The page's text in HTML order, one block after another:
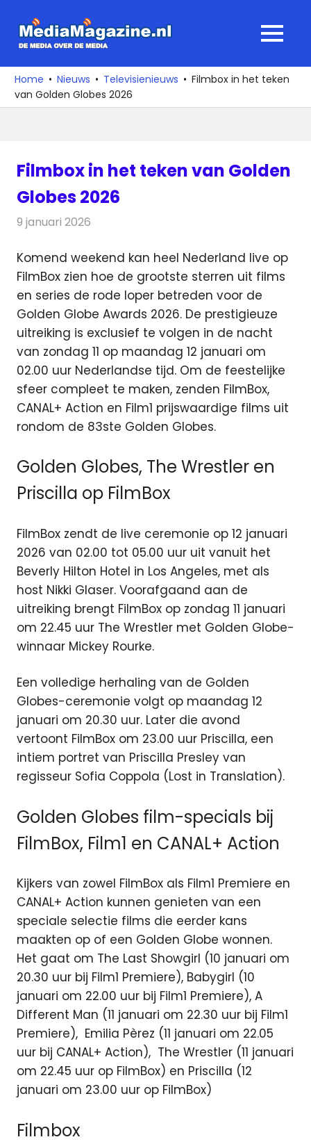
naar
media
over
de
MENU
Home Nieuws Televisienieuws
Filmbox in het teken
van Golden Globes 2026
Filmbox in het teken van Golden
Globes 2026
9 januari 2026
Komend weekend kan heel Nederland live op
FilmBox zien hoe de grootste sterren uit films
en series de rode loper betreden voor de
Golden Globe Awards 2026. De prestigieuze
uitreiking is exclusief te volgen in de nacht
van zondag 11 op maandag 12 januari om
02.00 uur Nederlandse tijd. Om de feestelijke
sfeer compleet te maken, zenden FilmBox,
CANAL+ Action en Film1 prijswaardige films uit
rondom de 83ste Golden Globes.
Golden Globes, The Wrestler en
Priscilla op FilmBox
FilmBox zendt de live ceremonie op 12 januari
2026 van 02.00 tot 05.00 uur uit vanuit het
Beverly Hilton Hotel in Los Angeles, met als
host Nikki Glaser. Voorafgaand aan de
uitreiking brengt FilmBox op zondag 11 januari
om 22.45 uur The Wrestler met Golden Globe-
winnaar Mickey Rourke.
Een volledige herhaling van de Golden
Globes-ceremonie volgt op maandag 12
januari om 20.30 uur. Later die avond
vertoont FilmBox om 23.00 uur Priscilla, een
intiem portret van Priscilla Presley van
regisseur Sofia Coppola (Lost in Translation).
Golden Globes film-specials bij
FilmBox, Film1 en CANAL+ Action
Kijkers van zowel FilmBox als Film1 Premiere en
CANAL+ Action kunnen genieten van een
speciale selectie films die eerder kans
maakten op of een Golden Globe wonnen.
Het gaat om The Last Showgirl (10 januari om
20.30 uur bij Film1 Premiere), Babygirl (10
januari om 22.00 uur bij Film1 Premiere), A
Different Man (11 januari om 22.30 uur bij Film1
Premiere), Emilia Pèrez (11 januari om 22.05
uur bij CANAL+ Action), The Wrestler (11 januari
om 22.45 uur op FilmBox) en Priscilla (12
januari om 23.00 uur op FilmBox)
Filmbox